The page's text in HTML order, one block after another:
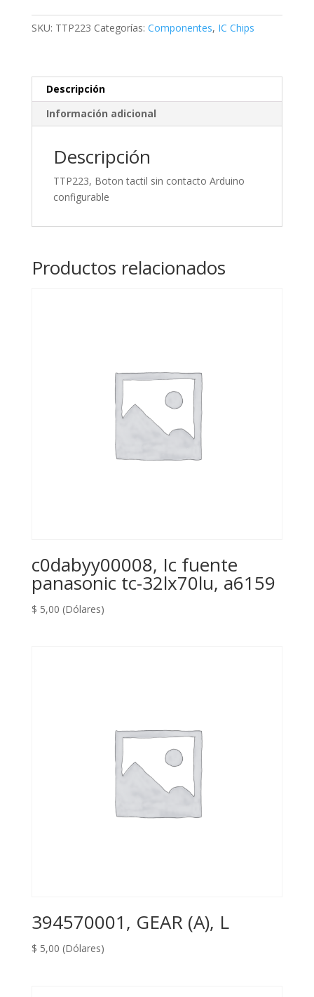
SKU: TTP223 Categorías: Componentes, IC Chips
Descripción
Información adicional
Descripción
TTP223, Boton tactil sin contacto Arduino
configurable
Productos relacionados
c0dabyy00008, Ic fuente
panasonic tc-32lx70lu, a6159
$ 5,00 (Dólares)
394570001, GEAR (A), L
$ 5,00 (Dólares)